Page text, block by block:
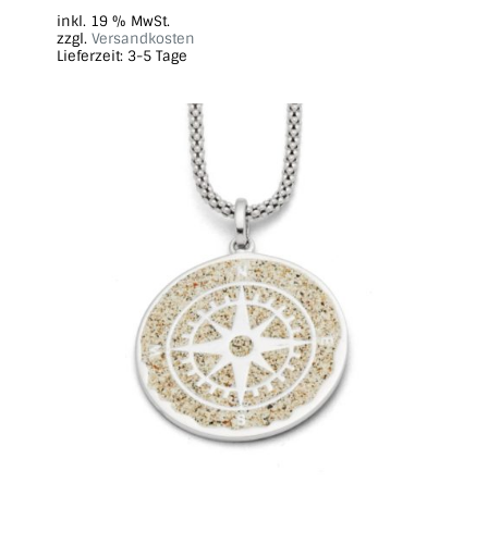
inkl. 19 % MwSt.
zzgl. Versandkosten
Lieferzeit: 3-5 Tage